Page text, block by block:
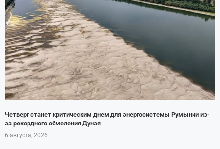
Четверг станет критическим днем для энергосистемы Румынии из-
за рекордного обмеления Дуная
6 августа, 2026